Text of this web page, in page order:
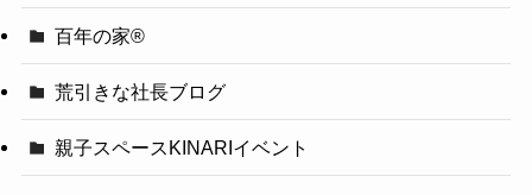
百年の家®️
荒引きな社長ブログ
親子スペースKINARIイベント